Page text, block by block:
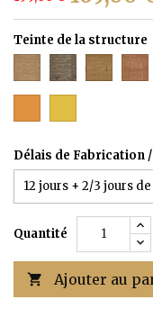
Teinte de la structure
Teinte
2
(transparent)
Teinte
3
Teinte
4
5
Délais de Fabrication
Quantité
 Ajouter au